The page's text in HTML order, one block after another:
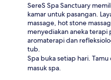
SereS Spa Sanctuary
kamar untuk pasangan.
massage, hot stone
menyediakan aneka
aromaterapi dan
tub.
Spa buka setiap hari.
masuk spa.